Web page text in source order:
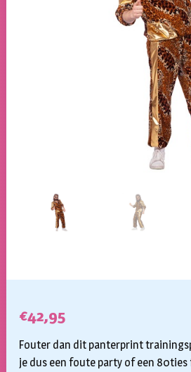
€42,95
Fouter dan dit panterprint
je dus een foute party of een